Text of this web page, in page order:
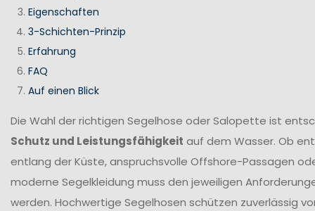
Eigenschaften
3-Schichten-Prinzip
Erfahrung
FAQ
Auf einen Blick
Die Wahl der richtigen Segelhose oder Salopette ist
Schutz und Leistungsfähigkeit auf dem Wasser. Ob
entlang der Küste, anspruchsvolle Offshore-Passagen
moderne Segelkleidung muss den jeweiligen
werden. Hochwertige Segelhosen schützen zuverlässig